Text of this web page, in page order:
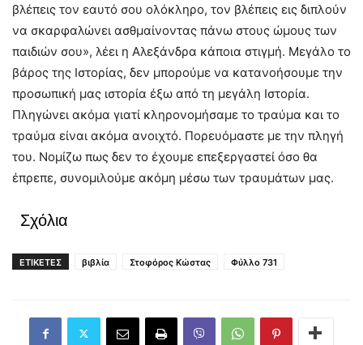
βλέπεις τον εαυτό σου ολόκληρο, τον βλέπεις εις διπλούν
να σκαρφαλώνει ασθμαίνοντας πάνω στους ώμους των
παιδιών σου», λέει η Αλεξάνδρα κάποια στιγμή. Μεγάλο το
βάρος της Ιστορίας, δεν μπορούμε να κατανοήσουμε την
προσωπική μας ιστορία έξω από τη μεγάλη Ιστορία.
Πληγώνει ακόμα γιατί κληρονομήσαμε το τραύμα και το
τραύμα είναι ακόμα ανοιχτό. Πορευόμαστε με την πληγή
του. Νομίζω πως δεν το έχουμε επεξεργαστεί όσο θα
έπρεπε, συνομιλούμε ακόμη μέσω των τραυμάτων μας.
Σχόλια
ΕΤΙΚΕΤΕΣ βιβλία Στοφόρος Κώστας Φύλλο 731